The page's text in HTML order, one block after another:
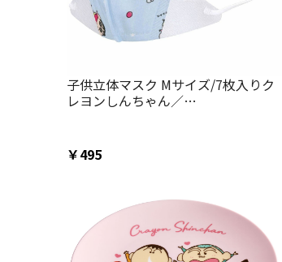
子供立体マスク Mサイズ/7枚入りク
レヨンしんちゃん／
￥495